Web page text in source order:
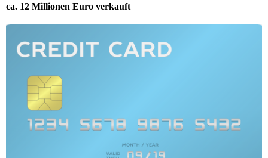
ca. 12 Millionen Euro verkauft